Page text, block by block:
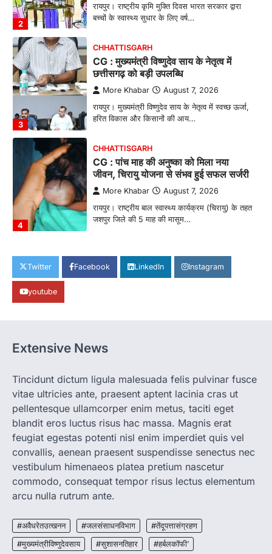
2
रायपुर। राष्ट्रीय कृमि मुक्ति दिवस भारत सरकार द्वारा
बच्चों के स्वास्थ्य सुधार के लिए वर्ष…
3
CHHATTISGARH
CG : मुख्यमंत्री विष्णुदेव साय के नेतृत्व में
छत्तीसगढ़ को बड़ी उपलब्धि
More Khabar August 7, 2026
रायपुर। मुख्यमंत्री विष्णुदेव साय के नेतृत्व में स्वच्छ ऊर्जा,
हरित विकास और किसानों की आय…
4
CHHATTISGARH
CG : पांच माह की अनुष्का को मिला नया
जीवन, चिरायु योजना से संभव हुई सफल सर्जरी
More Khabar August 7, 2026
रायपुर। राष्ट्रीय बाल स्वास्थ्य कार्यक्रम (चिरायु) के तहत
जशपुर जिले की 5 माह की मासूम…
CG: छिपली की दीदियों का कमाल, बकरी
पालन से बढ़ी आय और मजबूत हुआ आत्मविश्वास
बनाने की दिशा में जिले के नगरी…
2
CHHATTISGARH
जाएगी एल्बेंडाजोल
More Khabar August 7, 2026
रायपुर। राष्ट्रीय कृमि मुक्ति दिवस भारत सरकार द्वारा
बच्चों के स्वास्थ्य सुधार के लिए वर्ष…
3
CHHATTISGARH
CG : मुख्यमंत्री विष्णुदेव साय के नेतृत्व में
छत्तीसगढ़ को बड़ी उपलब्धि
More Khabar
हरित विकास और किसानों की आय…
CHHATTISGARH
Twitter Facebook LinkedIn Instagram
youtube
Extensive News
Tincidunt dictum ligula malesuada felis pulvinar fusce
vitae ultricies ante, praesent aptent lacinia cras ut
pellentesque ullamcorper enim metus, taciti eget
blandit eros luctus risus hac massa. Magnis erat
feugiat egestas potenti nisl enim imperdiet quis vel
convallis, aenean praesent suspendisse senectus nec
vestibulum himenaeos platea pretium nascetur
commodo, consequat tempor risus lectus elementum
arcu nulla rutrum ante.
#अवैधरेतउत्खनन #जलसंसाधनविभाग
#तेंदूपत्तासंग्रहण
#मुख्यमंत्रीविष्णुदेवसाय
#सुशासनतिहार #हर्बलकॉफी’